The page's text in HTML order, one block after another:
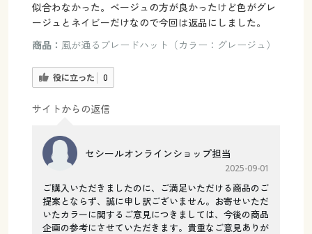
似合わなかった。ベージュの方が良かったけど色がグレ
ージュとネイビーだけなので今回は返品にしました。
商品： 風が通るブレードハット（カラー：グレージュ）
役に立った 0
サイトからの返信
セシールオンラインショップ担当
2025-09-01
ご購入いただきましたのに、ご満足いただける商品のご
提案とならず、誠に申し訳ございません。お寄せいただ
いたカラーに関するご意見につきましては、今後の商品
企画の参考にさせていただきます。貴重なご意見ありが